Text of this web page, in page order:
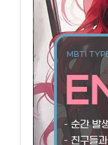
MBTI
– 순간 발
– 친구들